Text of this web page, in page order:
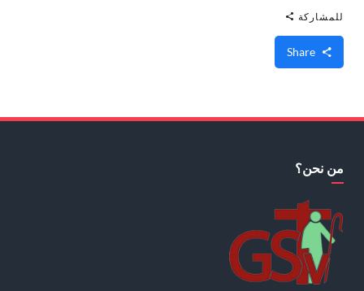
للمشاركة
من نحن؟